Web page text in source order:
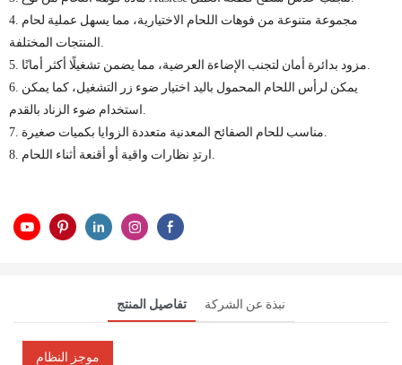
4. مجموعة متنوعة من فوهات اللحام الاختيارية، مما يسهل عملية لحام
6. يمكن لرأس اللحام المحمول باليد اختيار ضوء زر التشغيل، كما يمكن
تفاصيل المنتج نبذة عن الشركة
موجز النظام